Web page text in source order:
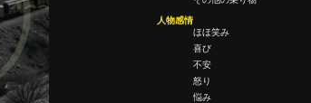
人物感情
ほほ笑み
喜び
不安
怒り
悩み